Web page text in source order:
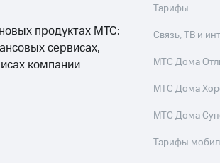
продуктах МТС:
сервисах,
компании
Тарифы
Связь, ТВ и
МТС Дома
МТС Дома
МТС Дома
Тарифы